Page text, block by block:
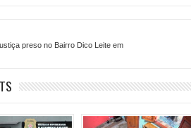
preso no Bairro Dico Leite em